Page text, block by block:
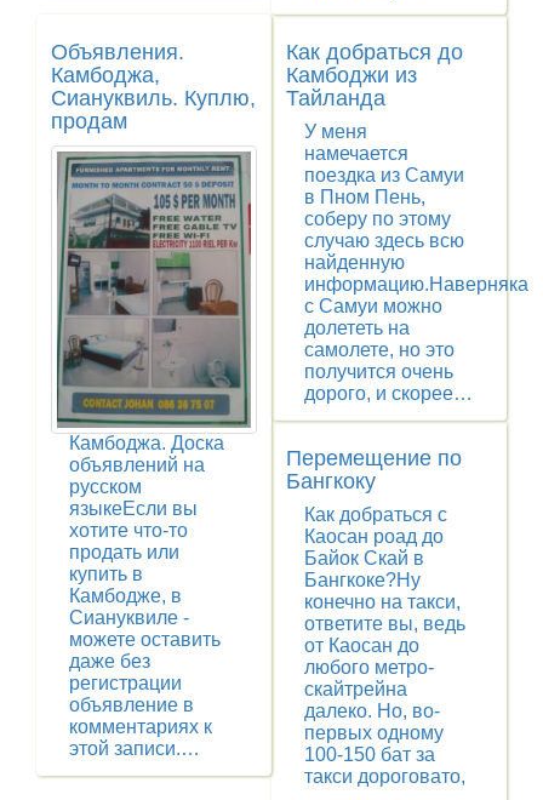
Объявления.
Камбоджа,
Сиануквиль. Куплю,
продам
Камбоджа. Доска
объявлений на
русском
языкеЕсли вы
хотите что-то
продать или
купить в
Камбодже, в
Сиануквиле -
можете оставить
даже без
регистрации
объявление в
комментариях к
этой записи.…
Как добраться до
Камбоджи из
Тайланда
У меня
намечается
поездка из Самуи
в Пном Пень,
соберу по этому
случаю здесь всю
найденную
информацию.Наверняка
с Самуи можно
долететь на
самолете, но это
получится очень
дорого, и скорее…
Перемещение по
Бангкоку
Как добраться с
Каосан роад до
Байок Скай в
Бангкоке?Ну
конечно на такси,
ответите вы, ведь
от Каосан до
любого метро-
скайтрейна
далеко. Но, во-
первых одному
100-150 бат за
такси дороговато,